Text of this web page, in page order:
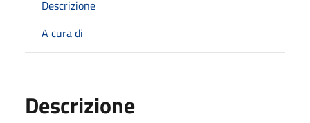
Descrizione
A cura di
Descrizione